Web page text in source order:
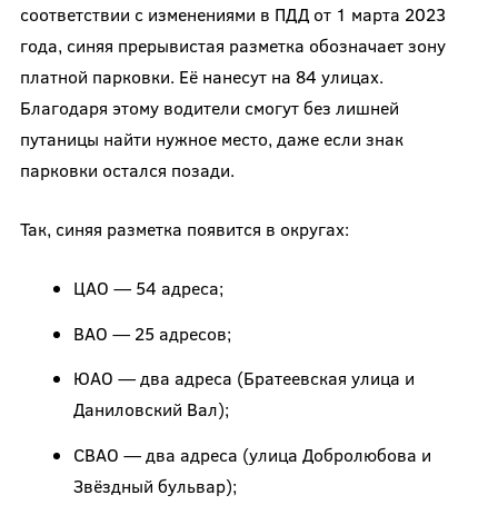
соответствии с изменениями в ПДД от 1 марта 2023
года, синяя прерывистая разметка обозначает зону
платной парковки. Её нанесут на 84 улицах.
Благодаря этому водители смогут без лишней
путаницы найти нужное место, даже если знак
парковки остался позади.
Так, синяя разметка появится в округах:
ЦАО — 54 адреса;
ВАО — 25 адресов;
ЮАО — два адреса (Братеевская улица и
Даниловский Вал);
СВАО — два адреса (улица Добролюбова и
Звёздный бульвар);